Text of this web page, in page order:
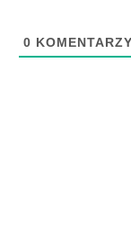
0 KOMENTARZY